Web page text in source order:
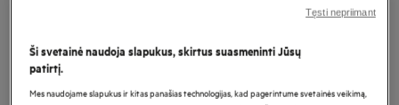
TR718BE
Džiovyklė su šilumos siurbliu 7000
serija „SensiDry®“ 8 kg
Ši svetainė naudoja slapukus, skirtus suasmeninti Jūsų
patirtį.
Mes naudojame slapukus ir kitas panašias technologijas, kad pagerintume svetainės veikimą,
Tęsti nepriimant